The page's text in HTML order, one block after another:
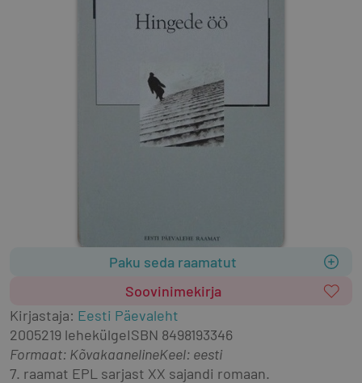
Paku seda raamatut
Soovinimekirja
Kirjastaja: Eesti Päevaleht
2005219 lehekülgeISBN 8498193346
Formaat: KõvakaanelineKeel: eesti
7. raamat EPL sarjast XX sajandi romaan.